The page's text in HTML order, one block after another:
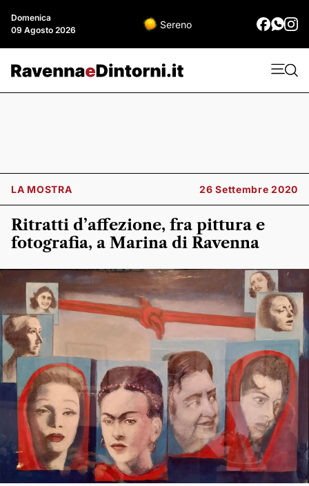
Domenica
09 Agosto 2026
Sereno
LA MOSTRA 26 Settembre 2020
Ritratti d’affezione, fra pittura e
fotografia, a Marina di Ravenna